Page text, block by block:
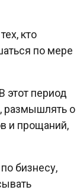
кто
по мере
этот период
размышлять о
и прощаний,
бизнесу,